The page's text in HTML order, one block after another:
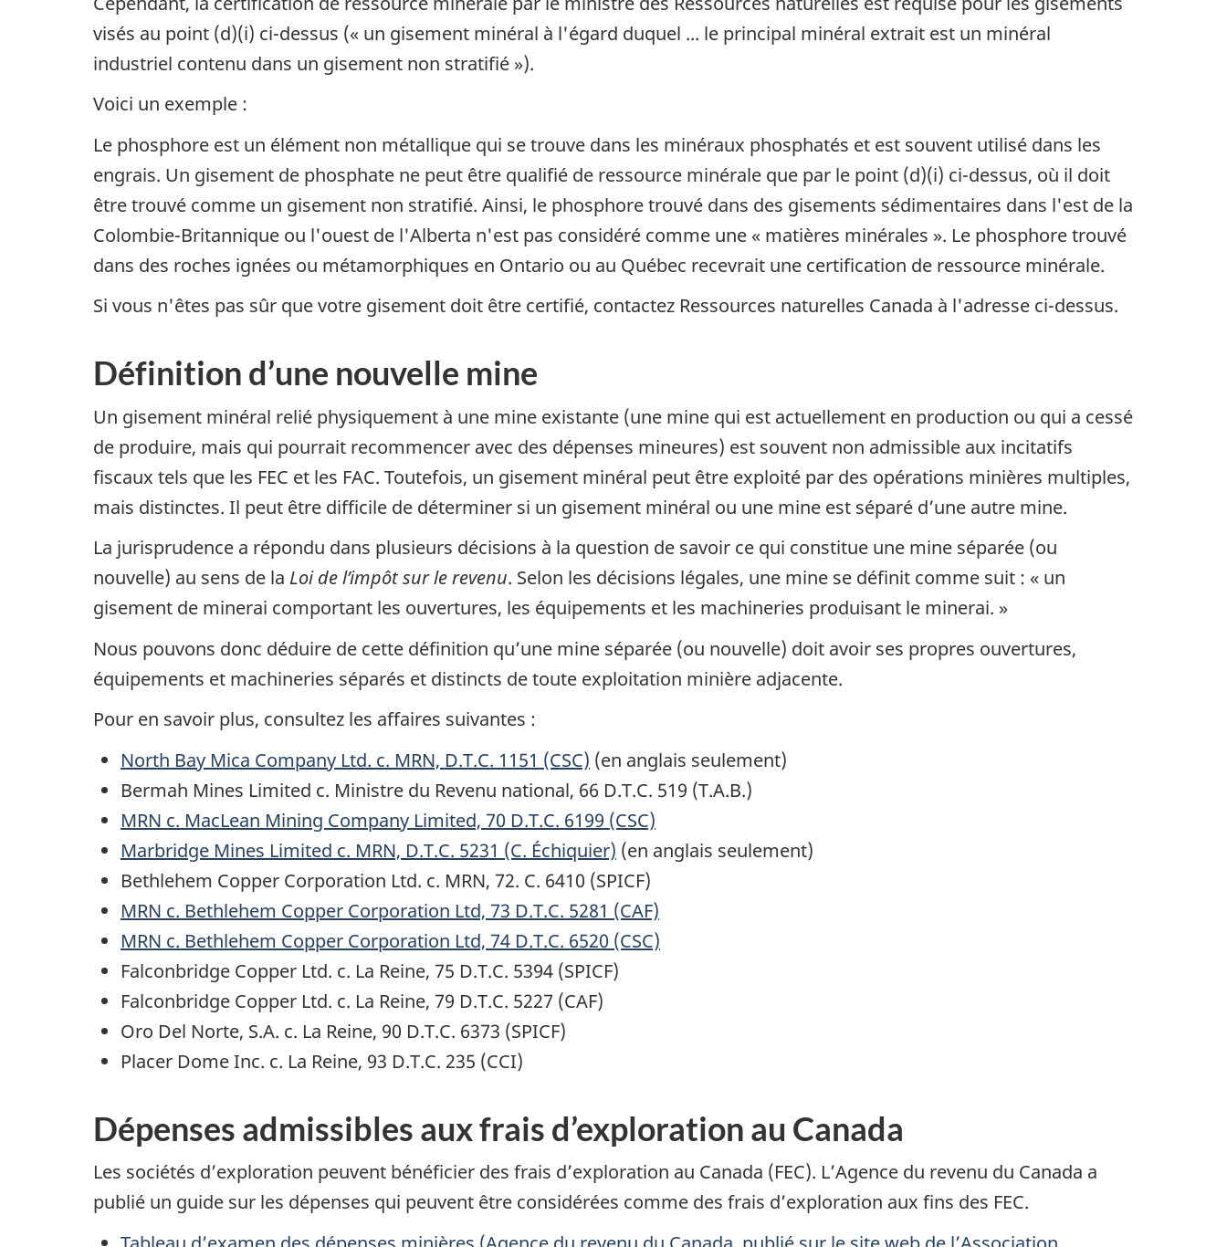
visés au point (d)(i) ci-dessus (« un gisement minéral à l'égard duquel ... le principal minéral extrait est un minéral
industriel contenu dans un gisement non stratifié »).
Voici un exemple :
Le phosphore est un élément non métallique qui se trouve dans les minéraux phosphatés et est souvent utilisé dans les
engrais. Un gisement de phosphate ne peut être qualifié de ressource minérale que par le point (d)(i) ci-dessus, où il doit
être trouvé comme un gisement non stratifié. Ainsi, le phosphore trouvé dans des gisements sédimentaires dans l'est de la
Colombie-Britannique ou l'ouest de l'Alberta n'est pas considéré comme une « matières minérales ». Le phosphore trouvé
dans des roches ignées ou métamorphiques en Ontario ou au Québec recevrait une certification de ressource minérale.
Si vous n'êtes pas sûr que votre gisement doit être certifié, contactez Ressources naturelles Canada à l'adresse ci-dessus.
Définition d’une nouvelle mine
Un gisement minéral relié physiquement à une mine existante (une mine qui est actuellement en production ou qui a cessé
de produire, mais qui pourrait recommencer avec des dépenses mineures) est souvent non admissible aux incitatifs
fiscaux tels que les FEC et les FAC. Toutefois, un gisement minéral peut être exploité par des opérations minières multiples,
mais distinctes. Il peut être difficile de déterminer si un gisement minéral ou une mine est séparé d’une autre mine.
La jurisprudence a répondu dans plusieurs décisions à la question de savoir ce qui constitue une mine séparée (ou
nouvelle) au sens de la Loi de l’impôt sur le revenu. Selon les décisions légales, une mine se définit comme suit : « un
gisement de minerai comportant les ouvertures, les équipements et les machineries produisant le minerai. »
Nous pouvons donc déduire de cette définition qu’une mine séparée (ou nouvelle) doit avoir ses propres ouvertures,
équipements et machineries séparés et distincts de toute exploitation minière adjacente.
Pour en savoir plus, consultez les affaires suivantes :
North Bay Mica Company Ltd. c. MRN, D.T.C. 1151 (CSC) (en anglais seulement)
Bermah Mines Limited c. Ministre du Revenu national, 66 D.T.C. 519 (T.A.B.)
MRN c. MacLean Mining Company Limited, 70 D.T.C. 6199 (CSC)
Marbridge Mines Limited c. MRN, D.T.C. 5231 (C. Échiquier) (en anglais seulement)
Bethlehem Copper Corporation Ltd. c. MRN, 72. C. 6410 (SPICF)
MRN c. Bethlehem Copper Corporation Ltd, 73 D.T.C. 5281 (CAF)
MRN c. Bethlehem Copper Corporation Ltd, 74 D.T.C. 6520 (CSC)
Falconbridge Copper Ltd. c. La Reine, 75 D.T.C. 5394 (SPICF)
Falconbridge Copper Ltd. c. La Reine, 79 D.T.C. 5227 (CAF)
Oro Del Norte, S.A. c. La Reine, 90 D.T.C. 6373 (SPICF)
Placer Dome Inc. c. La Reine, 93 D.T.C. 235 (CCI)
Dépenses admissibles aux frais d’exploration au Canada
Les sociétés d’exploration peuvent bénéficier des frais d’exploration au Canada (FEC). L’Agence du revenu du Canada a
publié un guide sur les dépenses qui peuvent être considérées comme des frais d’exploration aux fins des FEC.